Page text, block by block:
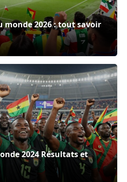
monde 2026 : tout savoir
2024 Résultats et